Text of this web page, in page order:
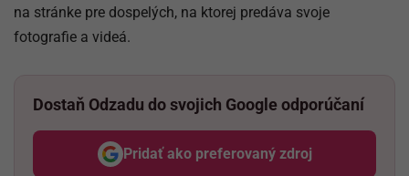
na stránke pre dospelých, na ktorej predáva svoje
fotografie a videá.
Dostaň Odzadu do svojich Google odporúčaní
Pridať ako preferovaný zdroj
Odzadu, odkaz sa otvorí v